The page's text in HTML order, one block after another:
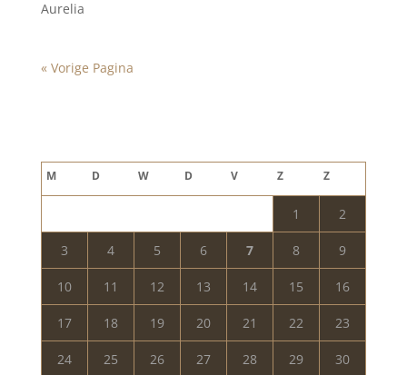
Aurelia
« Vorige Pagina
M D W D V Z Z
1 2
3 4 5 6 7 8 9
10 11 12 13 14 15 16
17 18 19 20 21 22 23
24 25 26 27 28 29 30